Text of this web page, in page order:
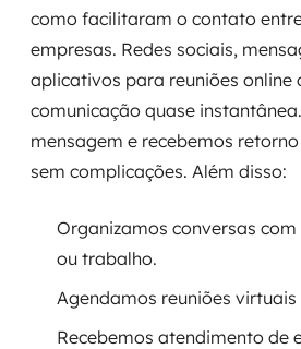
como facilitaram o contato
empresas. Redes sociais,
aplicativos para reuniões online
comunicação quase
mensagem e recebemos
sem complicações. Além disso:
Organizamos conversas
ou trabalho.
Agendamos reuniões virtuais
Recebemos atendimento de